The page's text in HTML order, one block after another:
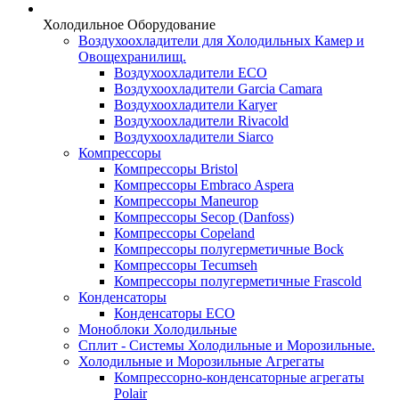
Холодильное Оборудование
Воздухоохладители для Холодильных Камер и
Овощехранилищ.
Воздухоохладители ECO
Воздухоохладители Garcia Camara
Воздухоохладители Karyer
Воздухоохладители Rivacold
Воздухоохладители Siarco
Компрессоры
Компрессоры Bristol
Компрессоры Embraco Aspera
Компрессоры Maneurop
Компрессоры Secop (Danfoss)
Компрессоры Copeland
Компрессоры полугерметичные Bock
Компрессоры Tecumseh
Компрессоры полугерметичные Frascold
Конденсаторы
Конденсаторы ECO
Моноблоки Холодильные
Сплит - Системы Холодильные и Морозильные.
Холодильные и Морозильные Агрегаты
Компрессорно-конденсаторные агрегаты
Polair